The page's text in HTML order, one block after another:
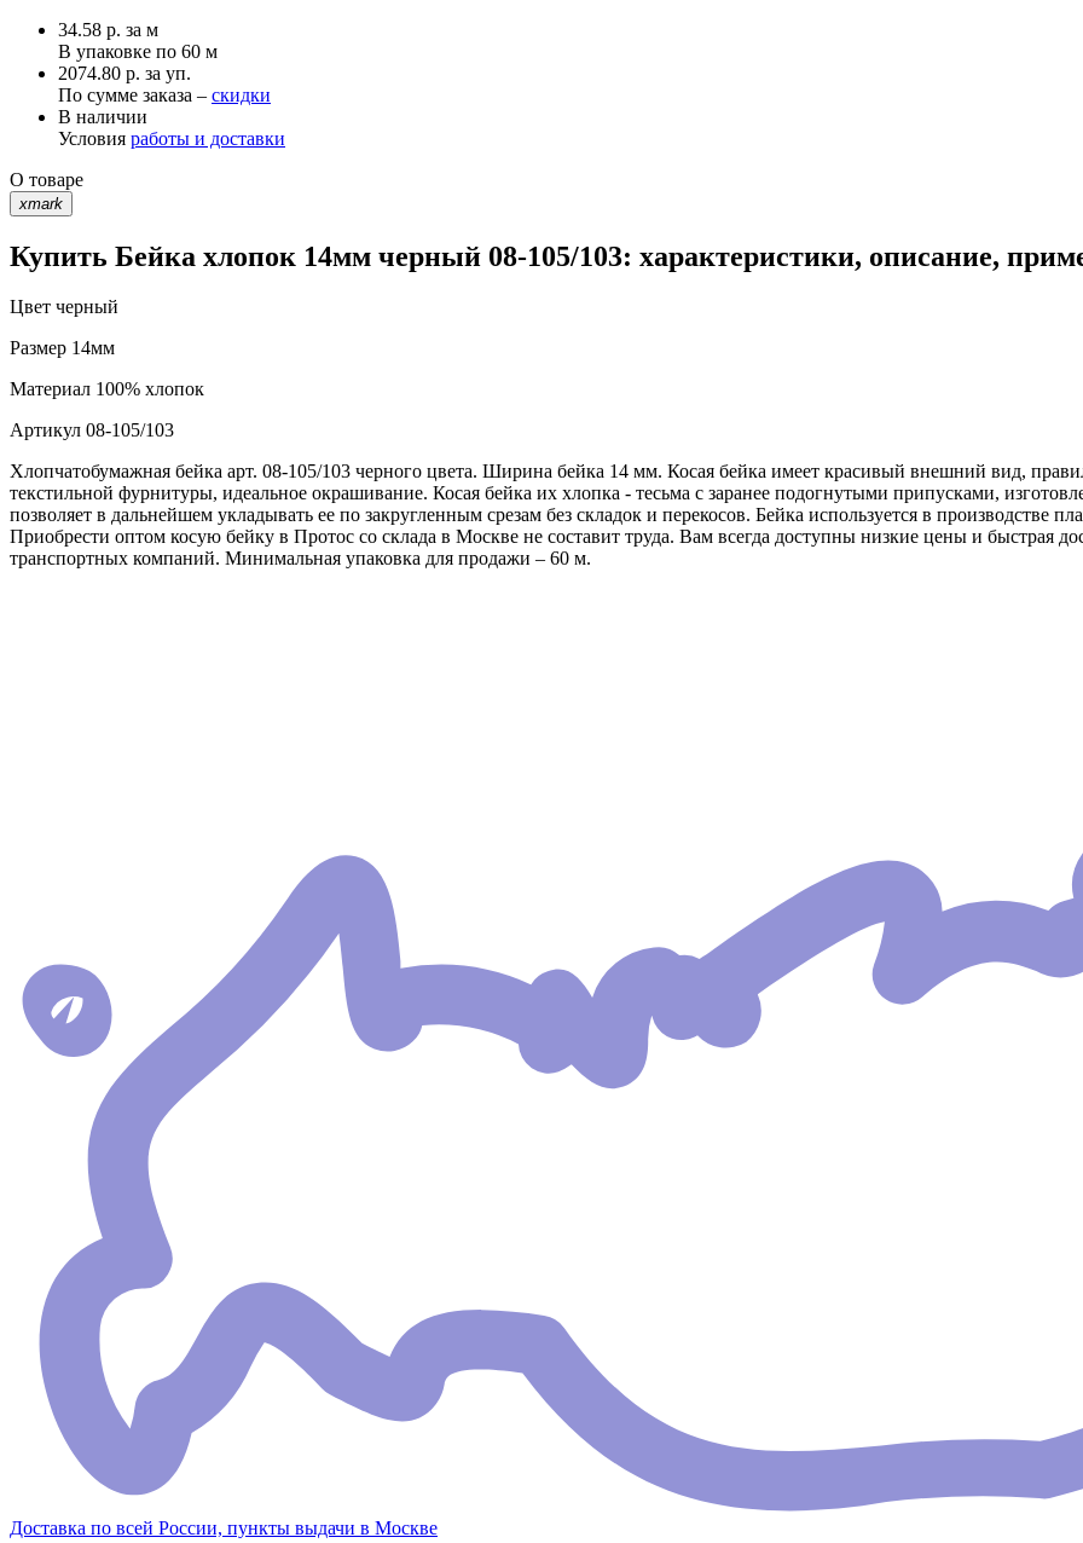
34.58 р. за м
В упаковке по 60 м
2074.80 р. за уп.
По сумме заказа – скидки
В наличии
Условия работы и доставки
О товаре
xmark
Купить Бейка хлопок 14мм черный 08-105/103: характеристики, описание,
Цвет черный
Размер 14мм
Материал 100% хлопок
Артикул 08-105/103
Хлопчатобумажная бейка арт. 08-105/103 черного цвета. Ширина бейка 14 мм. Косая бейка имеет красивый внешний вид,
текстильной фурнитуры, идеальное окрашивание. Косая бейка их хлопка - тесьма с заранее подогнутыми припусками,
позволяет в дальнейшем укладывать ее по закругленным срезам без складок и перекосов. Бейка используется в производстве
Приобрести оптом косую бейку в Протос со склада в Москве не составит труда. Вам всегда доступны низкие цены и быстрая
транспортных компаний. Минимальная упаковка для продажи – 60 м.
Доставка по всей России, пункты выдачи в Москве